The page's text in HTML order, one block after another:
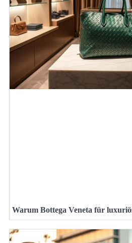
Warum Bottega Veneta für